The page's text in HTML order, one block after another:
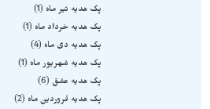
پک هدیه تیر ماه
1
پک هدیه خرداد ماه
1
پک هدیه دی ماه
4
پک هدیه شهریور ماه
1
پک هدیه عشق
6
پک هدیه فروردین ماه
2